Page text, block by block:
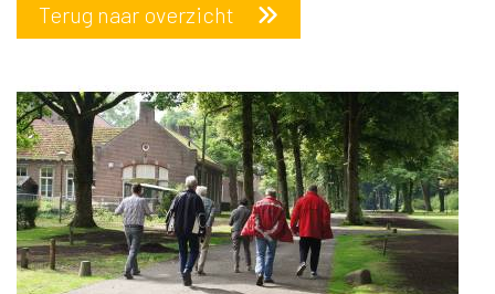
Terug naar overzicht